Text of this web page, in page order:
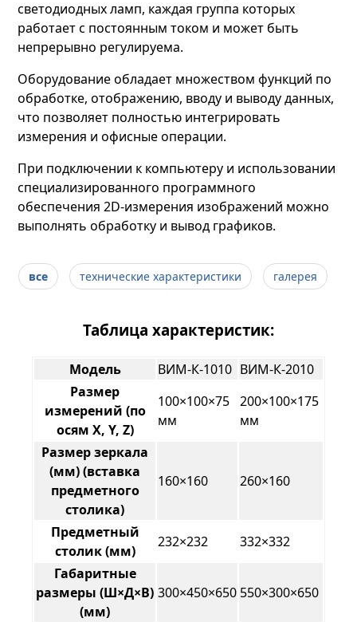
светодиодных ламп, каждая группа которых
работает с постоянным током и может быть
непрерывно регулируема.
Оборудование обладает множеством функций по
обработке, отображению, вводу и выводу данных,
что позволяет полностью интегрировать
измерения и офисные операции.
При подключении к компьютеру и использовании
специализированного программного
обеспечения 2D-измерения изображений можно
выполнять обработку и вывод графиков.
все технические характеристики галерея
Таблица характеристик:
Модель ВИМ-К-1010 ВИМ-К-2010
Размер
измерений (по
осям X, Y, Z)
100×100×75
мм
200×100×175
мм
Размер зеркала
(мм) (вставка
предметного
столика)
160×160 260×160
Предметный
столик (мм)
232×232
332×332
Габаритные
размеры (Ш×Д×В)
(мм)
300×450×650 550×300×650